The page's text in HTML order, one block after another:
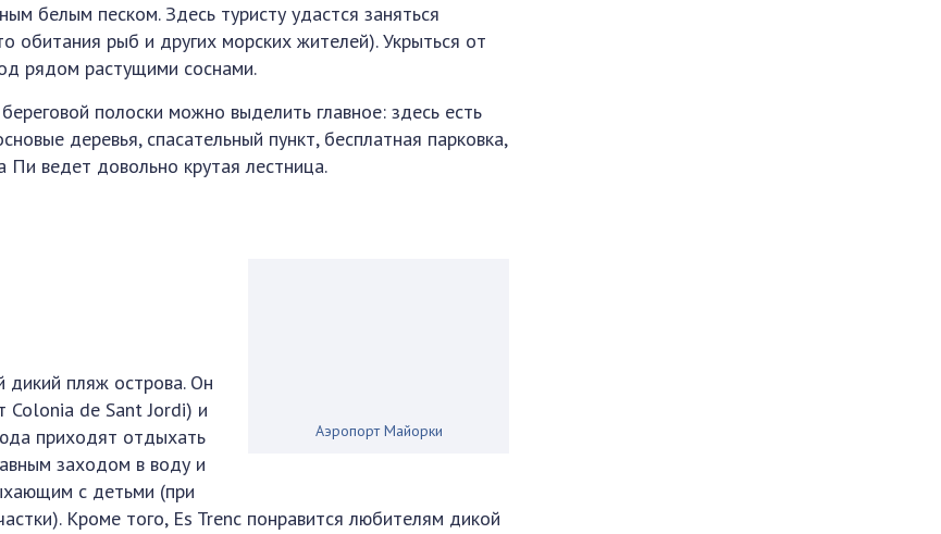
белым песком. Здесь туристу удастся заняться
обитания рыб и других морских жителей). Укрыться от
рядом растущими соснами.
полоски можно выделить главное: здесь есть
деревья, спасательный пункт, бесплатная парковка,
Пи ведет довольно крутая лестница.
Аэропорт Майорки
пляж острова. Он
de Sant Jordi) и
приходят отдыхать
заходом в воду и
с детьми (при
Кроме того, Es Trenc понравится любителям дикой